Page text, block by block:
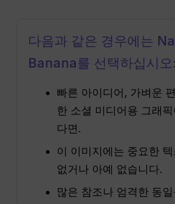
다음과 같은 경우에는
Banana를 선택하십시오:
빠른 아이디어, 가벼운
한 소셜 미디어용 그래
다면.
이 이미지에는 중요한
없거나 아예 없습니다.
많은 참조나 엄격한 동